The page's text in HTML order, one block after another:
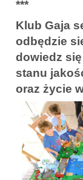
***
Klub Gaja
odbędzie
dowiedz
stanu
oraz życie